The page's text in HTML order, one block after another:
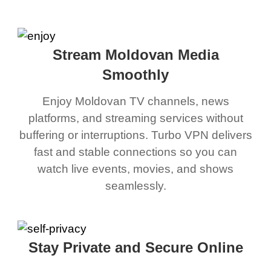
Stream Moldovan Media
Smoothly
Enjoy Moldovan TV channels, news
platforms, and streaming services without
buffering or interruptions. Turbo VPN delivers
fast and stable connections so you can
watch live events, movies, and shows
seamlessly.
Stay Private and Secure Online